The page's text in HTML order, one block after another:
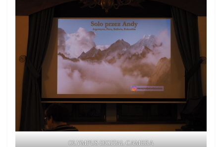
OLYMPUS DIGITAL CAMERA